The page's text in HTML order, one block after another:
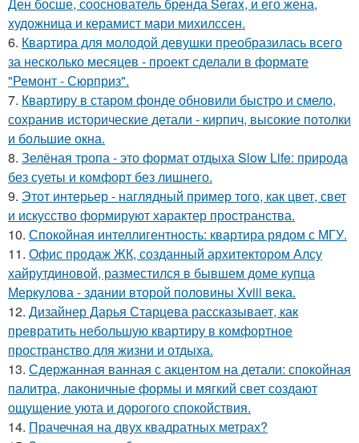
Ден босше, сооснователь бренда Serax, и его жена,
художница и керамист мари михилссен.
6. Квартира для молодой девушки преобразилась всего
за несколько месяцев - проект сделали в формате
"Ремонт - Сюрприз".
7. Квартиру в старом фонде обновили быстро и смело,
сохранив исторические детали - кирпич, высокие потолки
и большие окна.
8. Зелёная тропа - это формат отдыха Slow Life: природа
без суеты и комфорт без лишнего.
9. Этот интерьер - наглядный пример того, как цвет, свет
и искусство формируют характер пространства.
10. Спокойная интеллигентность: квартира рядом с МГУ.
11. Офис продаж ЖК, созданный архитектором Алсу
хайрутдиновой, разместился в бывшем доме купца
Меркулова - здании второй половины Xviii века.
12. Дизайнер Дарья Старцева рассказывает, как
превратить небольшую квартиру в комфортное
пространство для жизни и отдыха.
13. Сдержанная ванная с акцентом на детали: спокойная
палитра, лаконичные формы и мягкий свет создают
ощущение уюта и дорогого спокойствия.
14. Прачечная на двух квадратных метрах?